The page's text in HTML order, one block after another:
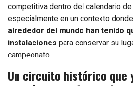
competitiva dentro del calendario de
especialmente en un contexto donde
alrededor del mundo han tenido
instalaciones para conservar su
campeonato.
Un circuito histórico que